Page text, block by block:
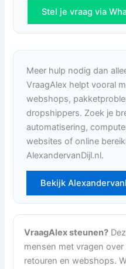
Stel je vraag via
Meer hulp nodig dan
VraagAlex helpt vooral
webshops,
dropshippers. Zoek je
automatisering,
websites of online
AlexandervanDijl.nl.
Bekijk
VraagAlex steunen?
mensen met vragen
retouren en webshops.